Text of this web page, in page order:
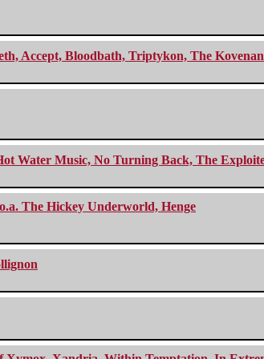
Accept, Bloodbath, Triptykon, The
Water Music, No Turning Back, The
The Hickey Underworld, Henge